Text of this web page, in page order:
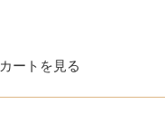
カートを見る